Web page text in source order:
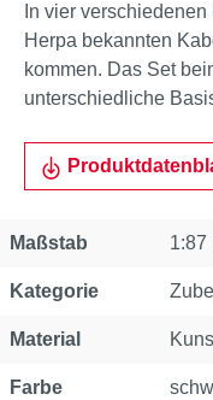
In vier
Herpa bekannten
kommen. Das Set
unterschiedliche
Eigenschaft Wert
Maßstab 1:87
Kategorie
Material
Farbe